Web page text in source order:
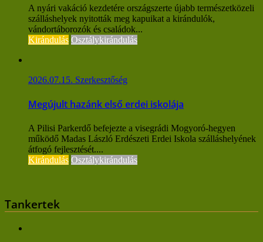
A nyári vakáció kezdetére országszerte újabb természetközeli
szálláshelyek nyitották meg kapuikat a kirándulók,
vándortáborozók és családok...
Kirándulás Osztálykirándulás
2026.07.15. Szerkesztőség
Megújult hazánk első erdei iskolája
A Pilisi Parkerdő befejezte a visegrádi Mogyoró-hegyen
működő Madas László Erdészeti Erdei Iskola szálláshelyének
átfogó fejlesztését....
Kirándulás Osztálykirándulás
Tankertek